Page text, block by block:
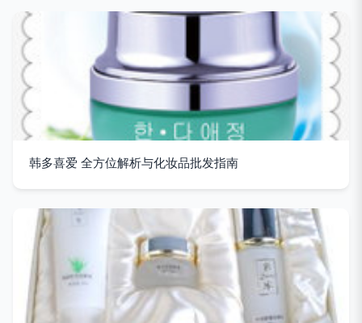
韩多喜爱 全方位解析与化妆品批发指南